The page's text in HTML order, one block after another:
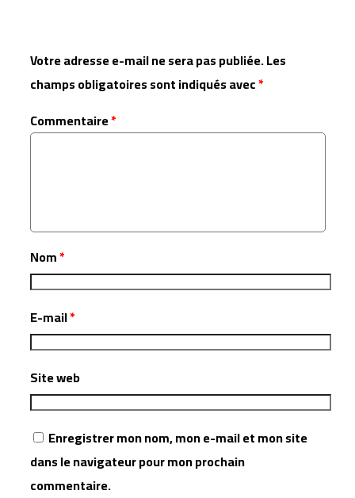
Votre adresse e-mail ne sera pas publiée.Les
champs obligatoires sont indiqués avec*
Commentaire*
Nom*
E-mail*
Site web
Enregistrer mon nom, mon e-mail et mon site
dans le navigateur pour mon prochain
commentaire.